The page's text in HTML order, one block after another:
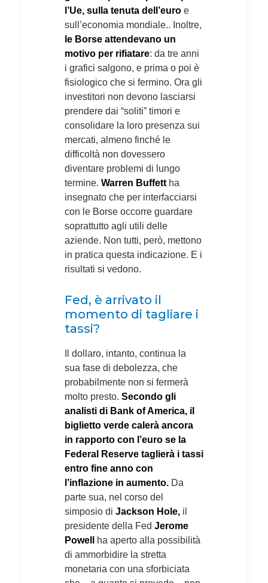
l’Ue, sulla tenuta dell’euro e
sull’economia mondiale.. Inoltre,
le Borse attendevano un
motivo per rifiatare: da tre anni
i grafici salgono, e prima o poi è
fisiologico che si fermino. Ora gli
investitori non devono lasciarsi
prendere dai “soliti” timori e
consolidare la loro presenza sui
mercati, almeno finché le
difficoltà non dovessero
diventare problemi di lungo
termine. Warren Buffett ha
insegnato che per interfacciarsi
con le Borse occorre guardare
soprattutto agli utili delle
aziende. Non tutti, però, mettono
in pratica questa indicazione. E i
risultati si vedono.
Fed, è arrivato il
momento di tagliare i
tassi?
Il dollaro, intanto, continua la
sua fase di debolezza, che
probabilmente non si fermerà
molto presto. Secondo gli
analisti di Bank of America, il
biglietto verde calerà ancora
in rapporto con l’euro se la
Federal Reserve taglierà i tassi
entro fine anno con
l’inflazione in aumento. Da
parte sua, nel corso del
simposio di Jackson Hole, il
presidente della Fed Jerome
Powell
ha aperto alla possibilità
di ammorbidire la stretta
monetaria con una sforbiciata